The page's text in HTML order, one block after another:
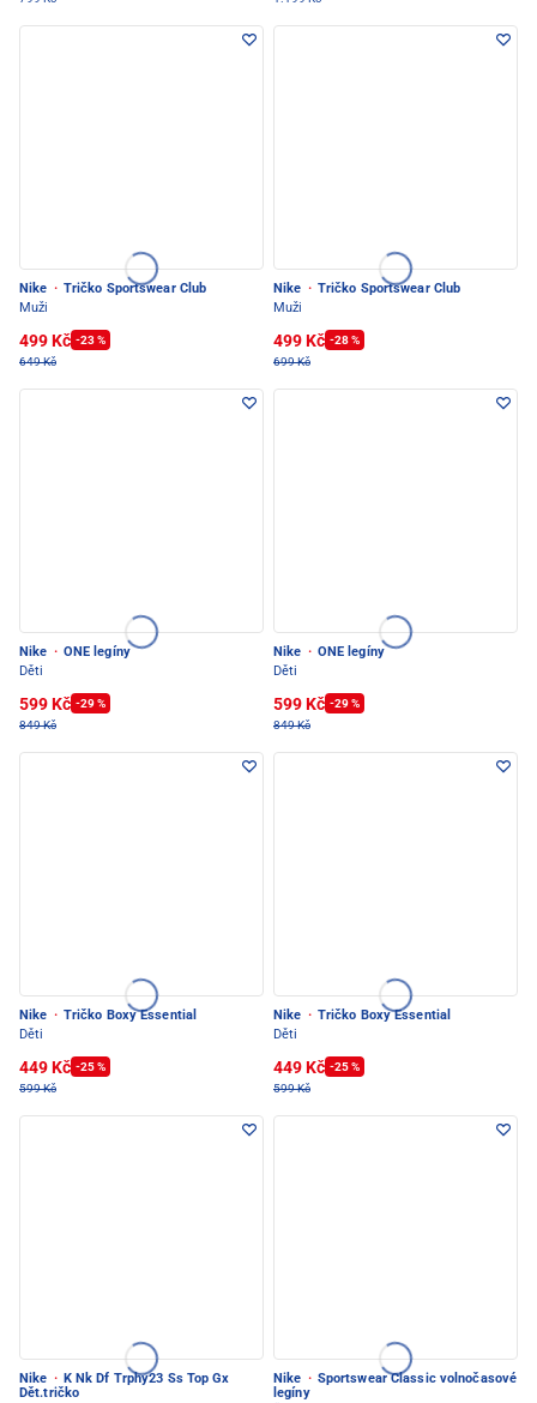
Nike · Tričko Sportswear Club
Muži
499 Kč -23 %
649 Kč
Nike · Tričko Sportswear Club
Muži
499 Kč -28 %
699 Kč
Nike · ONE legíny
Děti
599 Kč -29 %
849 Kč
Nike · ONE legíny
Děti
599 Kč -29 %
849 Kč
Nike · Tričko Boxy Essential
Děti
449 Kč -25 %
599 Kč
Nike · Tričko Boxy Essential
Děti
449 Kč -25 %
599 Kč
Nike · K Nk Df Trphy23 Ss Top Gx
Dět.tričko
Nike · Sportswear Classic volnočasové
legíny